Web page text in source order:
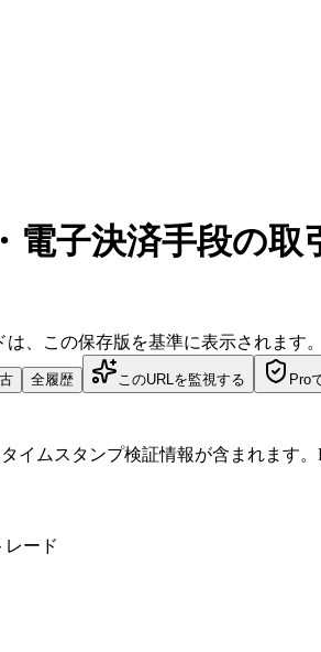
子決済手段の取
、この保存版を基準に表示されます。
全履歴 このURLを監視する Pro
ムスタンプ検証情報が含まれます。
ード